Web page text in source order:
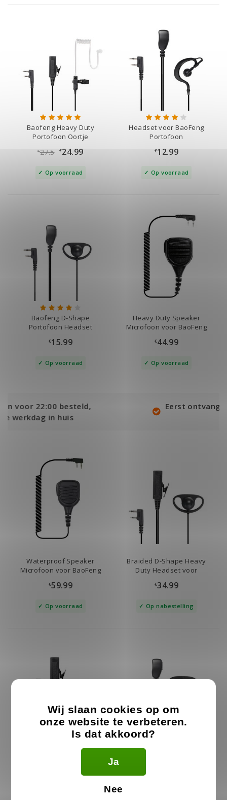
Baofeng Heavy Duty
Portofoon Oortje
€27.5 €24.99
Op voorraad
Headset voor BaoFeng
Portofoon
€12.99
Op voorraad
Baofeng D-Shape
Portofoon Headset
€15.99
Op voorraad
Heavy Duty Speaker
Microfoon voor BaoFeng
€44.99
Op voorraad
Eerst ontvangen, dan achteraf
met Klarna!
Waterproof Speaker
Microfoon voor BaoFeng
€59.99
Op voorraad
Braided D-Shape Heavy
Duty Headset voor
€34.99
Op nabestelling
Heavy Duty Headset voor
27.99
Braided D-Shape BaoFeng
Wij slaan cookies op om
onze website te verbeteren.
Is dat akkoord?
Ja
Nee